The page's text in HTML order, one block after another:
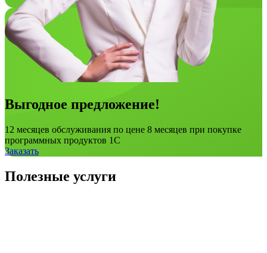
Выгодное предложение!
12 месяцев обслуживания по цене 8 месяцев при покупке
программных продуктов 1С
Заказать
Полезные услуги